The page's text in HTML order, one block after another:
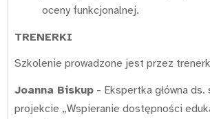
oceny funkcjonalnej.
TRENERKI
Szkolenie prowadzone jest przez
Joanna Biskup - Ekspertka główna ds.
projekcie „Wspieranie dostępności